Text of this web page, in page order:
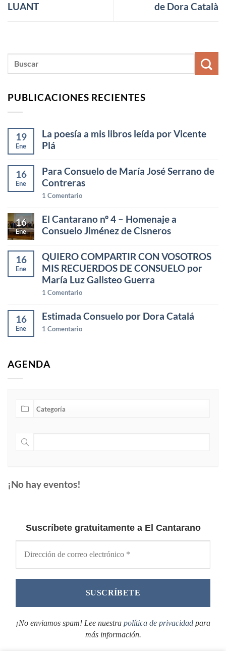
LUANT
de Dora Català
PUBLICACIONES RECIENTES
19
Ene
La poesía a mis libros leída por Vicente
Plá
16
Ene
Para Consuelo de María José Serrano de
Contreras
1 Comentario
16
Ene
El Cantarano nº 4 – Homenaje a
Consuelo Jiménez de Cisneros
16
Ene
QUIERO COMPARTIR CON VOSOTROS
MIS RECUERDOS DE CONSUELO por
María Luz Galisteo Guerra
1 Comentario
16
Ene
Estimada Consuelo por Dora Catalá
1 Comentario
AGENDA
¡No hay eventos!
Suscríbete gratuitamente a El Cantarano
¡No enviamos spam! Lee nuestra política de privacidad para
más información.